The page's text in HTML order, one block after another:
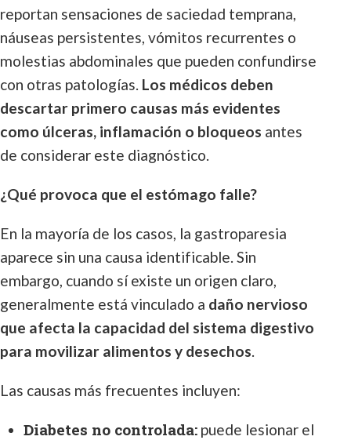
reportan sensaciones de saciedad temprana,
náuseas persistentes, vómitos recurrentes o
molestias abdominales que pueden confundirse
con otras patologías. Los médicos deben
descartar primero causas más evidentes
como úlceras, inflamación o bloqueos antes
de considerar este diagnóstico.
¿Qué provoca que el estómago falle?
En la mayoría de los casos, la gastroparesia
aparece sin una causa identificable. Sin
embargo, cuando sí existe un origen claro,
generalmente está vinculado a daño nervioso
que afecta la capacidad del sistema digestivo
para movilizar alimentos y desechos.
Las causas más frecuentes incluyen:
Diabetes no controlada: puede lesionar el